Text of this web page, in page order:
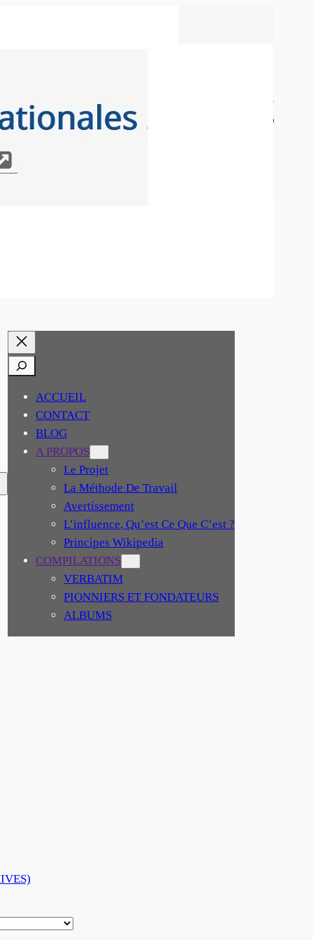
RECHERCHER
ACCUEIL
CONTACT
BLOG
A PROPOS
Le Projet
La Méthode De Travail
Avertissement
L’influence, Qu’est Ce Que C’est ?
Principes Wikipedia
COMPILATIONS
VERBATIM
PIONNIERS ET FONDATEURS
ALBUMS